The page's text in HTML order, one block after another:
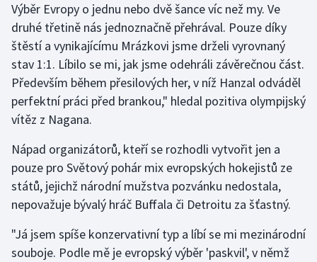
Triatlon
Veslování
Vodní slalom
Volejbal
Ostatní
Výběr Evropy o jednu nebo dvě šance víc než my. Ve
druhé třetině nás jednoznačně přehrával. Pouze díky
štěstí a vynikajícímu Mrázkovi jsme drželi vyrovnaný
stav 1:1. Líbilo se mi, jak jsme odehráli závěrečnou část.
Především během přesilových her, v níž Hanzal odváděl
perfektní práci před brankou," hledal pozitiva olympijský
vítěz z Nagana.
Nápad organizátorů, kteří se rozhodli vytvořit jen a
pouze pro Světový pohár mix evropských hokejistů ze
států, jejichž národní mužstva pozvánku nedostala,
nepovažuje bývalý hráč Buffala či Detroitu za šťastný.
"Já jsem spíše konzervativní typ a líbí se mi mezinárodní
souboje. Podle mě je evropský výběr 'paskvil', v němž